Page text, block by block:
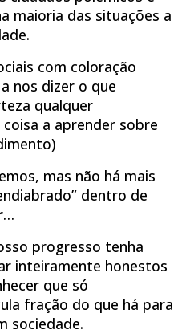
maioria das situações a
com coloração
nos dizer o que
qualquer
a aprender sobre
mas não há mais
dentro de
progresso tenha
inteiramente honestos
que só
fração do que há para
sociedade.